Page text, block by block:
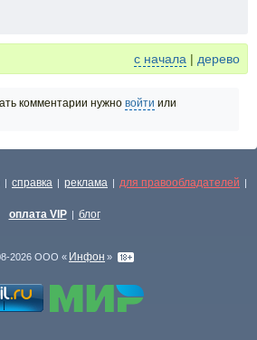
с начала | дерево
комментарии нужно войти или
| справка | реклама | для правообладателей |
оплата VIP | блог
2026 ООО « Инфон »